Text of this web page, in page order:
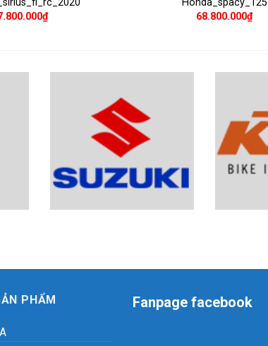
₫
Honda_spacy_125
68.800.000₫
PHẨM Fanpage facebook